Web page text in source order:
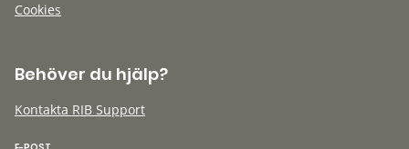
Cookies
Behöver du hjälp?
Kontakta RIB Support